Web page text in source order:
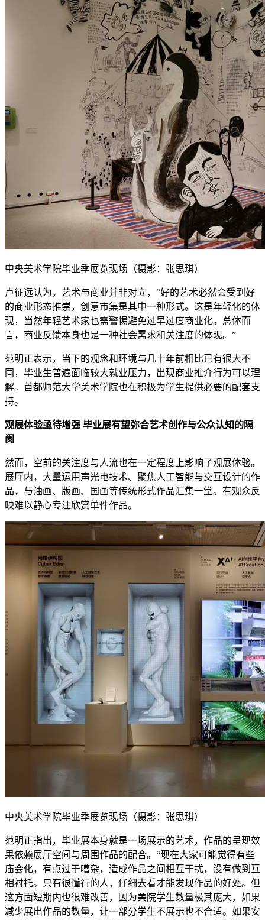
中央美术学院毕业季展览现场（摄影：张思琪）
卢征远认为，艺术与商业并非对立，“好的艺术必然会受到好
的商业形态推崇，创意市集是其中一种形式。这是‌年轻化的体
现‌，当然年轻艺术家也需警惕‌避免过早过度商业化‌。总体而
言，商业反馈本身也是一种社会需求和关注度的体现。”
范明正表示，当下的观念和环境与几十年前相比已有很大不
同，毕业生普遍面临较大就业压力，出现商业推介行为可以理
解。首都师范大学美术学院也在积极为学生提供必要的配套支
持。
观展体验亟待增强 毕业展有望弥合艺术创作与公众认知的隔
阂
然而，空前的关注度与人流也在一定程度上‌影响了观展体验‌。
展厅内，大量运用声光电技术、聚焦人工智能与交互设计的作
品，与油画、版画、国画等传统形式作品汇集一堂。有观众反
映‌难以静心专注欣赏单件作品‌。
中央美术学院毕业季展览现场（摄影：张思琪）
范明正指出，毕业展本身就是一场展示的艺术‌，作品的呈现效
果依赖展厅空间与周围作品的配合。“现在大家可能觉得有些
庙会化，有点过于嘈杂，造成作品之间相互干扰，没有做到互
相衬托。只有很懂行的人，仔细去看才能发现作品的好处。但
这方面短期内也很难改善，因为美院学生数量极其庞大，如果
减少展出作品的数量，让一部分学生不展示也不合适。如果安